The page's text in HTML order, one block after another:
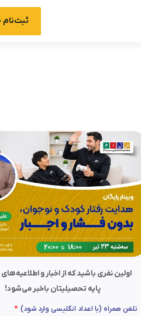
ثبت‌نام
اولین نفری باشید که از اخبار و اطلاعیه‌های
پایه تحصیلیتان باخبر می‌شود!
تلفن همراه (با اعداد انگلیسی وارد شود)